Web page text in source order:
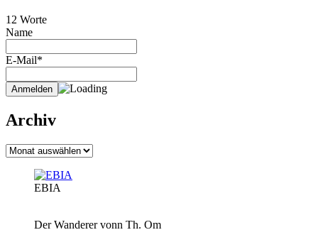
12 Worte
Name
E-Mail*
Archiv
Archiv
EBIA
Der Wanderer vonn Th. Om